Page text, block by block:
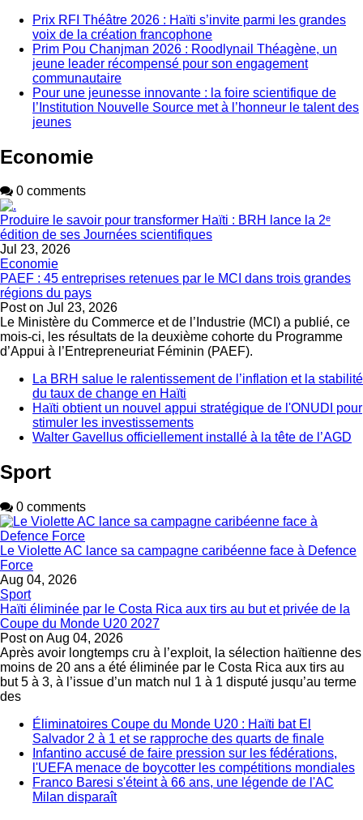
Prix RFI Théâtre 2026 : Haïti s’invite parmi les grandes
voix de la création francophone
Prim Pou Chanjman 2026 : Roodlynail Théagène, un
jeune leader récompensé pour son engagement
communautaire
Pour une jeunesse innovante : la foire scientifique de
l’Institution Nouvelle Source met à l’honneur le talent des
jeunes
Economie
0 comments
Produire le savoir pour transformer Haïti : BRH lance la 2ᵉ
édition de ses Journées scientifiques
Jul 23, 2026
Economie
PAEF : 45 entreprises retenues par le MCI dans trois grandes
régions du pays
Post on Jul 23, 2026
Le Ministère du Commerce et de l’Industrie (MCI) a publié, ce
mois-ci, les résultats de la deuxième cohorte du Programme
d’Appui à l’Entrepreneuriat Féminin (PAEF).
La BRH salue le ralentissement de l’inflation et la stabilité
du taux de change en Haïti
Haïti obtient un nouvel appui stratégique de l'ONUDI pour
stimuler les investissements
Walter Gavellus officiellement installé à la tête de l’AGD
Sport
0 comments
Le Violette AC lance sa campagne caribéenne face à Defence
Force
Aug 04, 2026
Sport
Haïti éliminée par le Costa Rica aux tirs au but et privée de la
Coupe du Monde U20 2027
Post on Aug 04, 2026
Après avoir longtemps cru à l’exploit, la sélection haïtienne des
moins de 20 ans a été éliminée par le Costa Rica aux tirs au
but 5 à 3, à l’issue d’un match nul 1 à 1 disputé jusqu’au terme
des
Éliminatoires Coupe du Monde U20 : Haïti bat El
Salvador 2 à 1 et se rapproche des quarts de finale
Infantino accusé de faire pression sur les fédérations,
l'UEFA menace de boycotter les compétitions mondiales
Franco Baresi s'éteint à 66 ans, une légende de l'AC
Milan disparaît